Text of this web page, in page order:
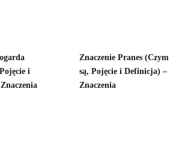
i
Znaczenie Pranes (Czym
są, Pojęcie i Definicja) –
Znaczenia